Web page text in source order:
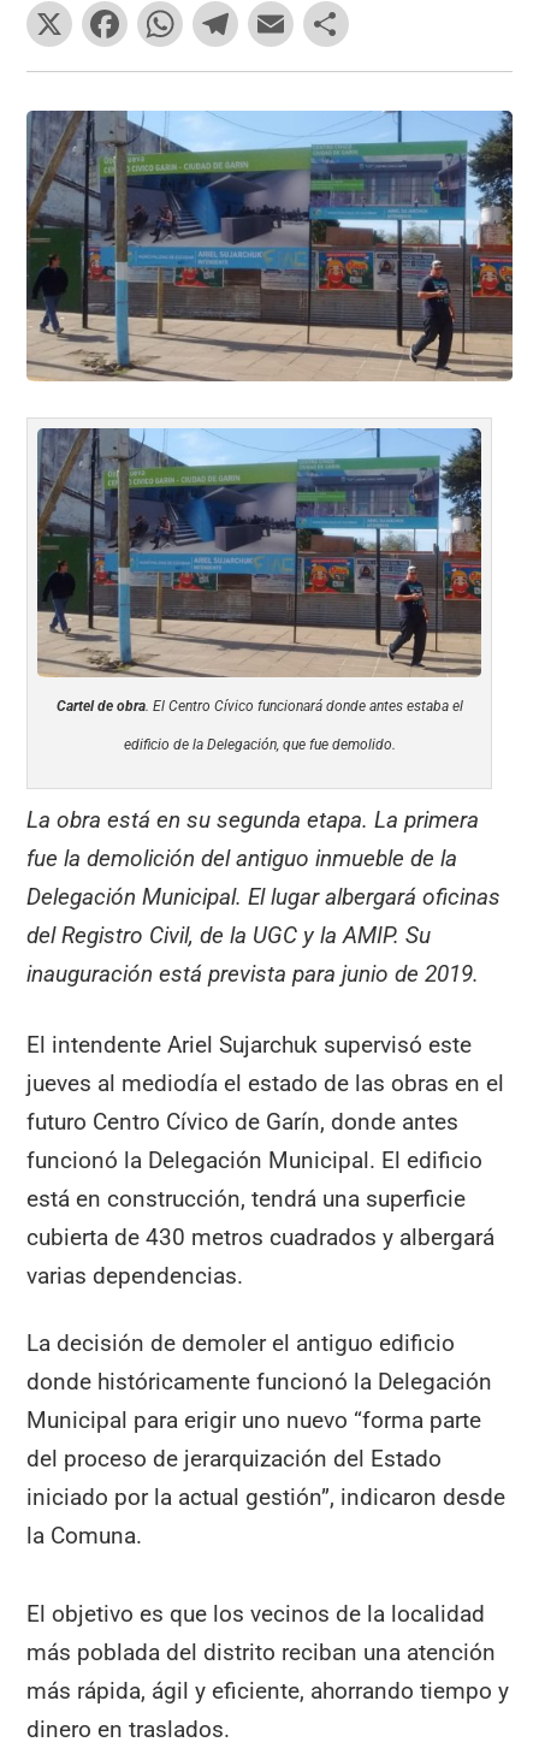
X
F
a
c
e
b
o
o
k
W
h
at
s
A
p
p
T
el
e
gr
a
m
E
m
ai
l
o
m
p
ar
tir
Cartel de obra. El Centro Cívico funcionará donde antes estaba el
edificio de la Delegación, que fue demolido.
La obra está en su segunda etapa. La primera
fue la demolición del antiguo inmueble de la
Delegación Municipal. El lugar albergará oficinas
del Registro Civil, de la UGC y la AMIP. Su
inauguración está prevista para junio de 2019.
El intendente Ariel Sujarchuk supervisó este
jueves al mediodía el estado de las obras en el
futuro Centro Cívico de Garín, donde antes
funcionó la Delegación Municipal. El edificio
está en construcción, tendrá una superficie
cubierta de 430 metros cuadrados y albergará
varias dependencias.
La decisión de demoler el antiguo edificio
donde históricamente funcionó la Delegación
Municipal para erigir uno nuevo “forma parte
del proceso de jerarquización del Estado
iniciado por la actual gestión”, indicaron desde
la Comuna.
El objetivo es que los vecinos de la localidad
más poblada del distrito reciban una atención
más rápida, ágil y eficiente, ahorrando tiempo y
dinero en traslados.